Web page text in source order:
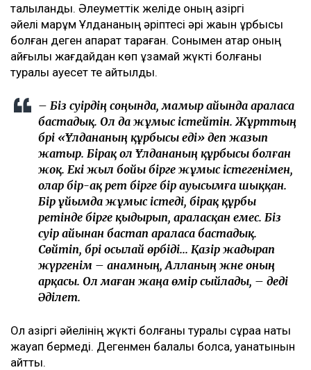
талқыланды. Әлеуметтік желіде оның қазіргі
әйелі марқұм Ұлдананың әріптесі әрі жақын құрбысы
болған деген ақпарат тараған. Сонымен қатар оның
қайғылы жағдайдан көп ұзамай жүкті болғаны
туралы қауесет те айтылды.
– Біз сәуірдің соңында, мамыр айында араласа
бастадық. Ол да жұмыс істейтін. Жұрттың
бәрі «Ұлдананың құрбысы еді» деп жазып
жатыр. Бірақ ол Ұлдананың құрбысы болған
жоқ. Екі жыл бойы бірге жұмыс істегенімен,
олар бір-ақ рет бірге бір ауысымға шыққан.
Бір ұйымда жұмыс істеді, бірақ құрбы
ретінде бірге қыдырып, араласқан емес. Біз
сәуір айынан бастап араласа бастадық.
Сөйтіп, бәрі осылай өрбіді... Қазір жадырап
жүргенім – анамның, Алланың және оның
арқасы. Ол маған жаңа өмір сыйлады, – деді
Әділет.
Ол қазіргі әйелінің жүкті болғаны туралы сұраққа нақты
жауап бермеді. Дегенмен балалы болса, қуанатынын
айтты.